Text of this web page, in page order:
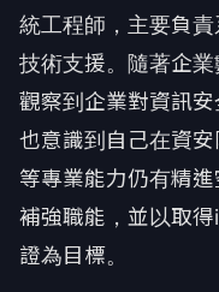
統工程師，主要負
技術支援。隨著企
觀察到企業對資訊
也意識到自己在資
等專業能力仍有精
補強職能，並以取
證為目標。